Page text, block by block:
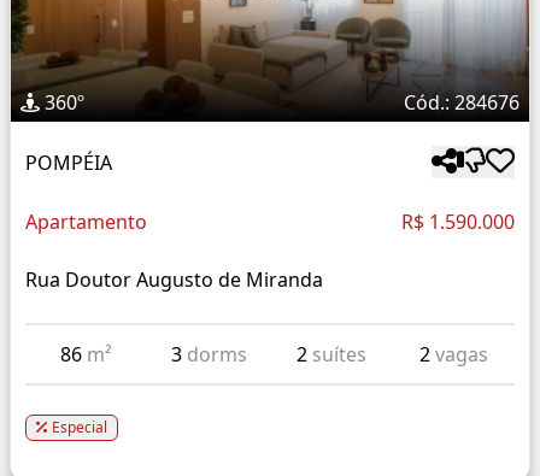
360º Cód.: 284676
POMPÉIA
Apartamento R$ 1.590.000
Rua Doutor Augusto de Miranda
86 m² 3 dorms 2 suítes 2vagas
Especial